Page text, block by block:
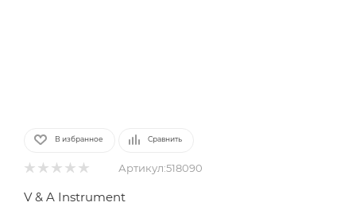
В избранное Сравнить
Артикул:518090
V & A Instrument